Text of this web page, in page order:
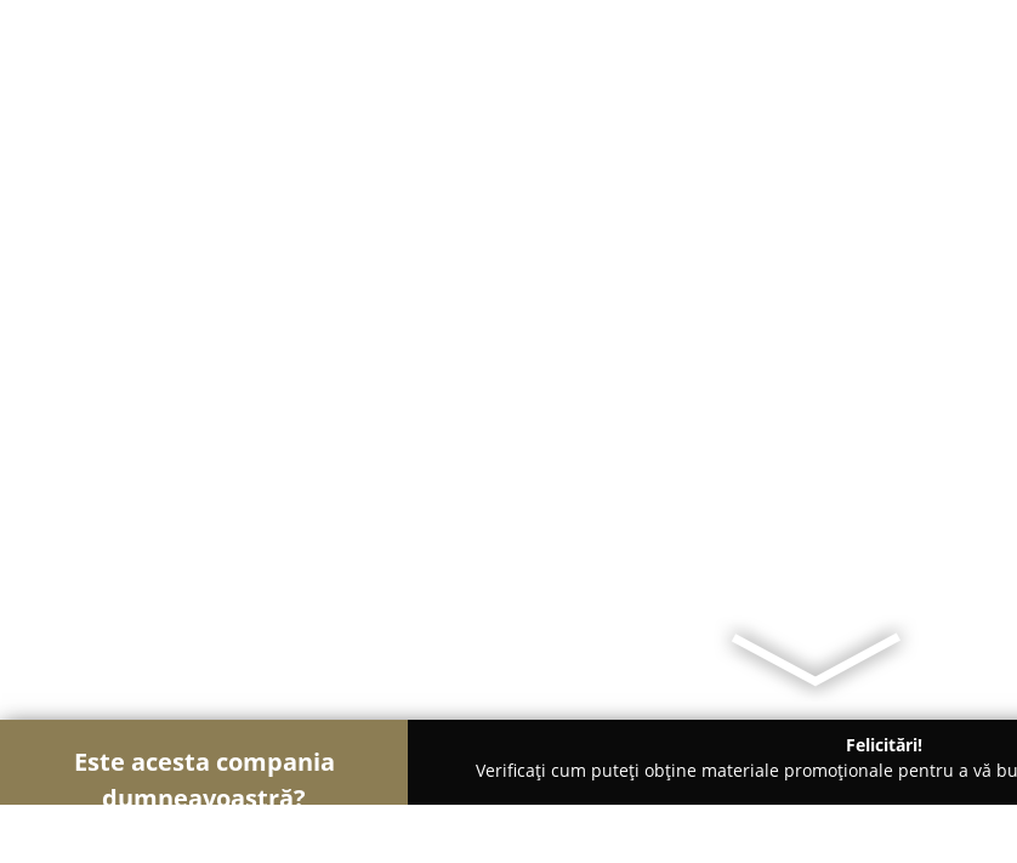
Este acesta compania
dumneavoastră?
Felicitări!
Verificați cum puteți obține materiale promoționale pentru a vă